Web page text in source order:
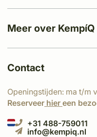
Meer over KempíQ
Contact
Openingstijden: ma t/m
Reserveer hier een
+31 488-759011
info@kempiq.nl